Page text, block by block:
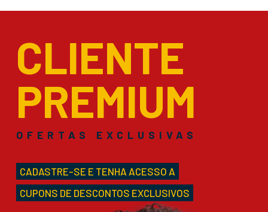
CLIENTE
PREMIUM
OFERTAS EXCLUSIVAS
CADASTRE-SE E TENHA ACESSO A
CUPONS DE DESCONTOS EXCLUSIVOS